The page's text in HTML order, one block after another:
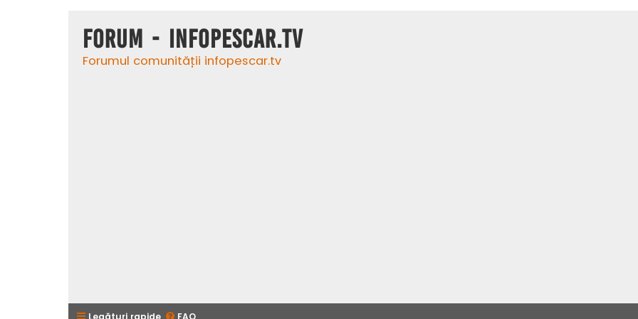
Forum - InfoPescar.Tv
Forumul comunității infopescar.tv
Legături rapide FAQ